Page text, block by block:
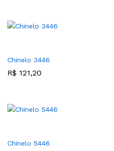
Chinelo 3446
R$ 121,20
Chinelo 5446